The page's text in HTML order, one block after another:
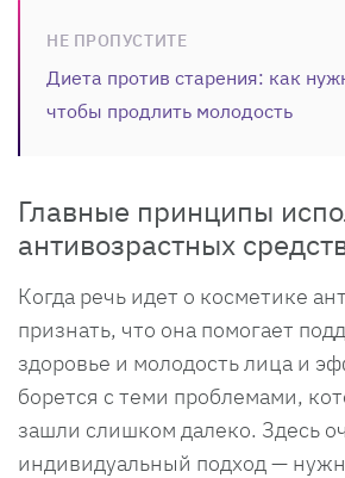
НЕ ПРОПУСТИТЕ
Диета против старения: как
чтобы продлить молодость
Главные принципы
антивозрастных
Когда речь идет о косметике
признать, что она помогает
здоровье и молодость лица и
борется с теми проблемами,
зашли слишком далеко. Здесь
индивидуальный подход —